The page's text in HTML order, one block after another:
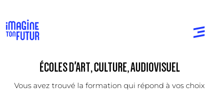
ÉCOLES D'ART, CULTURE, AUDIOVISUEL
Vous avez trouvé la formation qui répond à vos choix